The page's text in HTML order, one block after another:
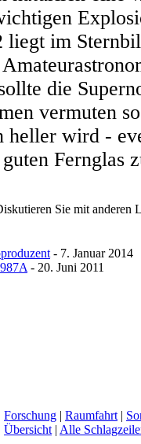
liegt im
die
vermuten
heller wird -
Fernglas
Sie mit anderen
- 7. Januar 2014
- 20. Juni 2011
Forschung | Raumfahrt |
Übersicht | Alle